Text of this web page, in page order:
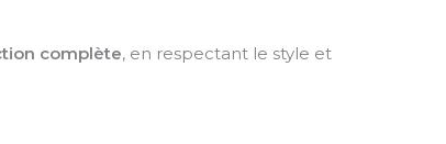
complète, en respectant le style et